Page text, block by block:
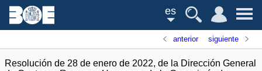
es
anterior siguiente
Resolución de 28 de enero de 2022, de la Dirección General